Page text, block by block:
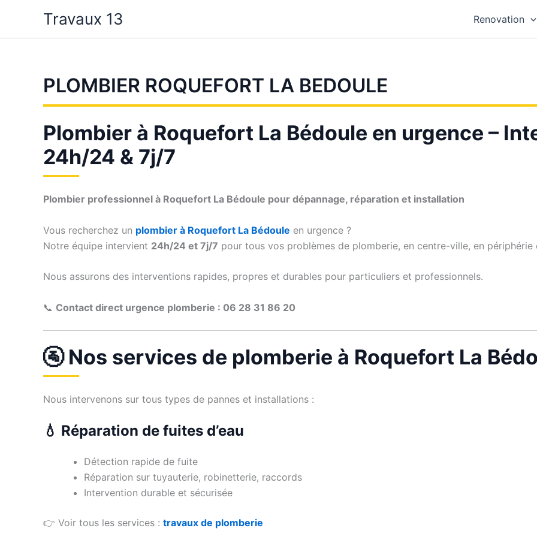
contenu
Travaux 13 Renovation
PLOMBIER ROQUEFORT LA BEDOULE
Plombier à Roquefort La Bédoule en urgence –
24h/24 & 7j/7
Plombier professionnel à Roquefort La Bédoule pour dépannage, réparation et installation
Vous recherchez un plombier à Roquefort La Bédoule en urgence ?
Notre équipe intervient 24h/24 et 7j/7 pour tous vos problèmes de plomberie, en centre-ville, en périphérie
Nous assurons des interventions rapides, propres et durables pour particuliers et professionnels.
📞 Contact direct urgence plomberie : 06 28 31 86 20
🚰 Nos services de plomberie à Roquefort La
Nous intervenons sur tous types de pannes et installations :
💧 Réparation de fuites d’eau
Détection rapide de fuite
Réparation sur tuyauterie, robinetterie, raccords
Intervention durable et sécurisée
👉 Voir tous les services : travaux de plomberie